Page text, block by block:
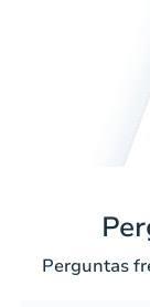
Perguntas